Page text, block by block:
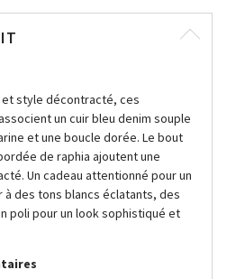
style décontracté, ces
un cuir bleu denim souple
et une boucle dorée. Le bout
de raphia ajoutent une
Un cadeau attentionné pour un
des tons blancs éclatants, des
poli pour un look sophistiqué et